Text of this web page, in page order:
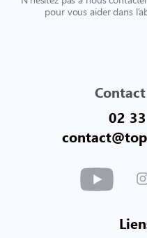
pour vous aider dans
02